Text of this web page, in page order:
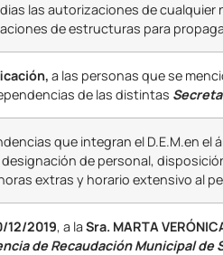
las autorizaciones de
de estructuras para
a las personas que se
de las distintas
que integran el D.E.M.en
de personal,
extras y horario extensivo al
12/2019, a laSra. MARTA
de Recaudación Municipal de